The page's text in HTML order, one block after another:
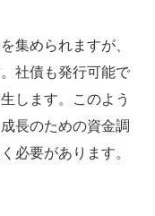
集められますが、
社債も発行可能で
します。このよう
長のための資金調
必要があります。